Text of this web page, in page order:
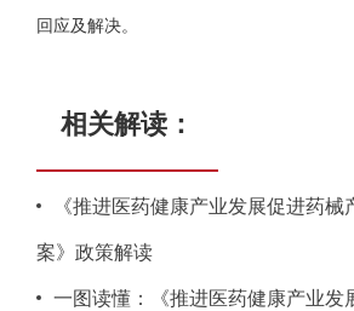
回应及解决。
相关解读：
《推进医药健康产业发展促进药械
案》政策解读
一图读懂：《推进医药健康产业发